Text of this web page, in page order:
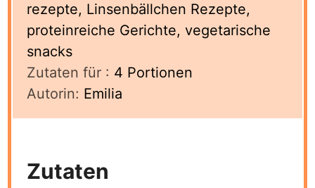
rezepte, Linsenbällchen Rezepte,
proteinreiche Gerichte, vegetarische
snacks
Zutaten für : 4 Portionen
Autorin: Emilia
Zutaten